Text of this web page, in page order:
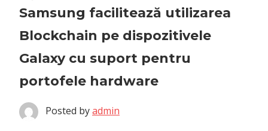
Samsung facilitează utilizarea
Blockchain pe dispozitivele
Galaxy cu suport pentru
portofele hardware
Posted byadmin